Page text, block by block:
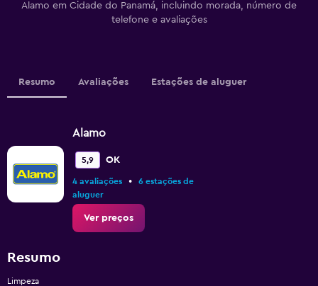
Alamo em Cidade do Panamá, incluindo morada, número de
telefone e avaliações
Resumo Avaliações Estações de aluguer
Alamo
5,9 OK
4 avaliações •
6 estações de
aluguer
Ver preços
Resumo
Limpeza